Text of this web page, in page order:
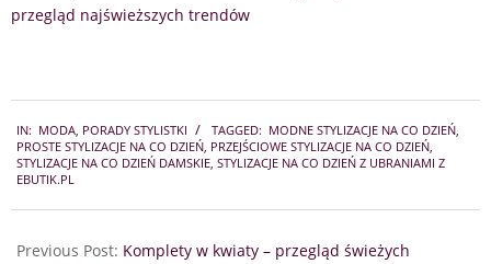
przegląd najświeższych trendów
09-
03
IN: MODA, PORADY STYLISTKI TAGGED: MODNE STYLIZACJE NA CO DZIEŃ,
PROSTE STYLIZACJE NA CO DZIEŃ, PRZEJŚCIOWE STYLIZACJE NA CO DZIEŃ,
STYLIZACJE NA CO DZIEŃ DAMSKIE, STYLIZACJE NA CO DZIEŃ Z UBRANIAMI Z
EBUTIK.PL
Previous Post: Komplety w kwiaty – przegląd świeżych